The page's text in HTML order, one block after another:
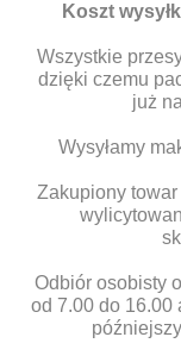
Koszt
Wszystkie
dzięki czemu
już
Wysyłamy
Zakupiony
Odbiór osobisty
od 7.00 do 16.00